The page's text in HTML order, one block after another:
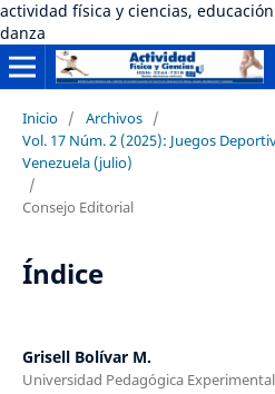
actividad física y ciencias,
danza
Inicio / Archivos /
Vol. 17 Núm. 2 (2025): Juegos
Venezuela (julio)
/
Consejo Editorial
Índice
Grisell Bolívar M.
Universidad Pedagógica